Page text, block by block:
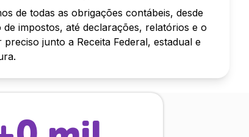
de todas as obrigações contábeis, desde
de impostos, até declarações, relatórios e o
preciso junto a Receita Federal, estadual e